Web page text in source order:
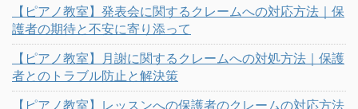
【ピアノ教室】発表会に関するクレームへの対応方法｜保
護者の期待と不安に寄り添って
【ピアノ教室】月謝に関するクレームへの対処方法｜保護
者とのトラブル防止と解決策
【ピアノ教室】レッスンへの保護者のクレームの対応方法